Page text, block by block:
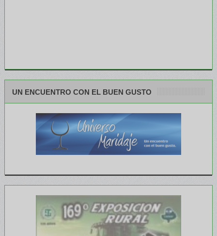
UN ENCUENTRO CON EL BUEN GUSTO